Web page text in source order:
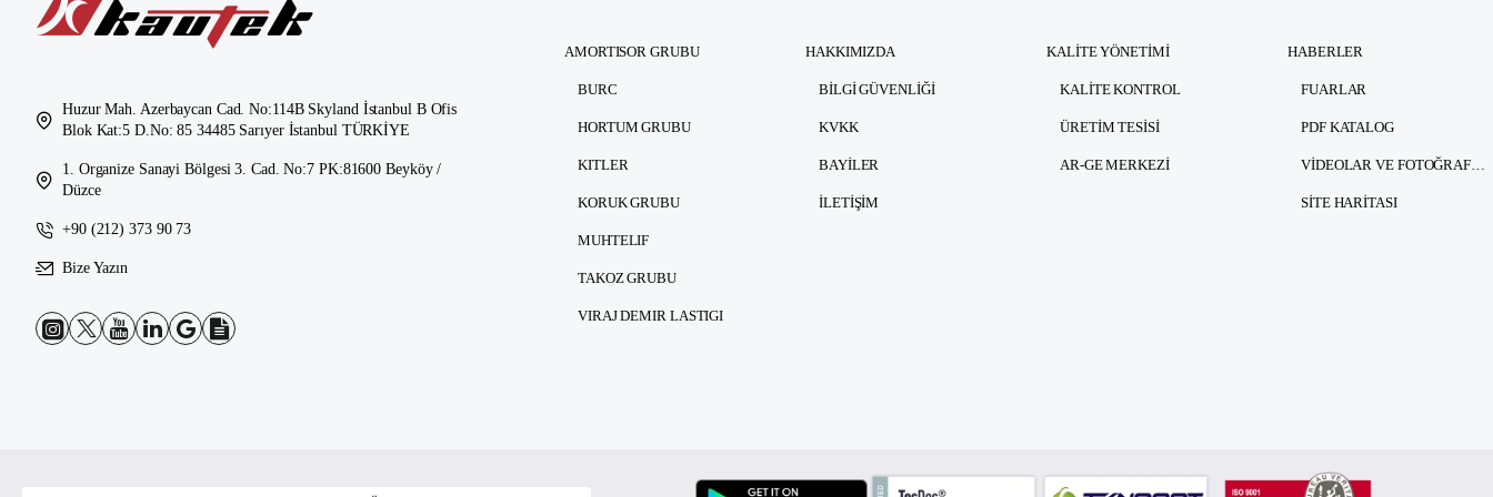
Huzur Mah. Azerbaycan Cad. No:114B Skyland İstanbul B Ofis
Blok Kat:5 D.No: 85 34485 Sarıyer İstanbul TÜRKİYE
1. Organize Sanayi Bölgesi 3. Cad. No:7 PK:81600 Beyköy /
Düzce
+90 (212) 373 90 73
Bize Yazın
AMORTISOR GRUBU
BURC
HORTUM GRUBU
KITLER
KORUK GRUBU
MUHTELIF
TAKOZ GRUBU
VIRAJ DEMIR LASTIGI
HAKKIMIZDA
BILGI GÜVENLIĞI
KVKK
BAYILER
İLETIŞIM
KALITE YÖNETIMI
KALITE KONTROL
ÜRETIM TESISI
AR-GE MERKEZI
HABERLER
FUARLAR
PDF KATALOG
VIDEOLAR VE FOTOĞRAFLAR
SITE HARITASI